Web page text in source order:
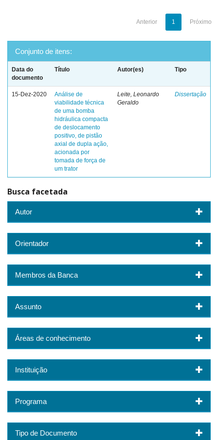
Anterior 1 Próximo
Conjunto de itens:
Data do
documento
Título Autor(es) Tipo
15-Dez-2020
Análise de
viabilidade técnica
de uma bomba
hidráulica compacta
de deslocamento
positivo, de pistão
axial de dupla ação,
acionada por
tomada de força de
um trator
Leite, Leonardo
Geraldo
Dissertação
Busca facetada
Autor
Orientador
Membros da Banca
Assunto
Áreas de conhecimento
Instituição
Programa
Tipo de Documento